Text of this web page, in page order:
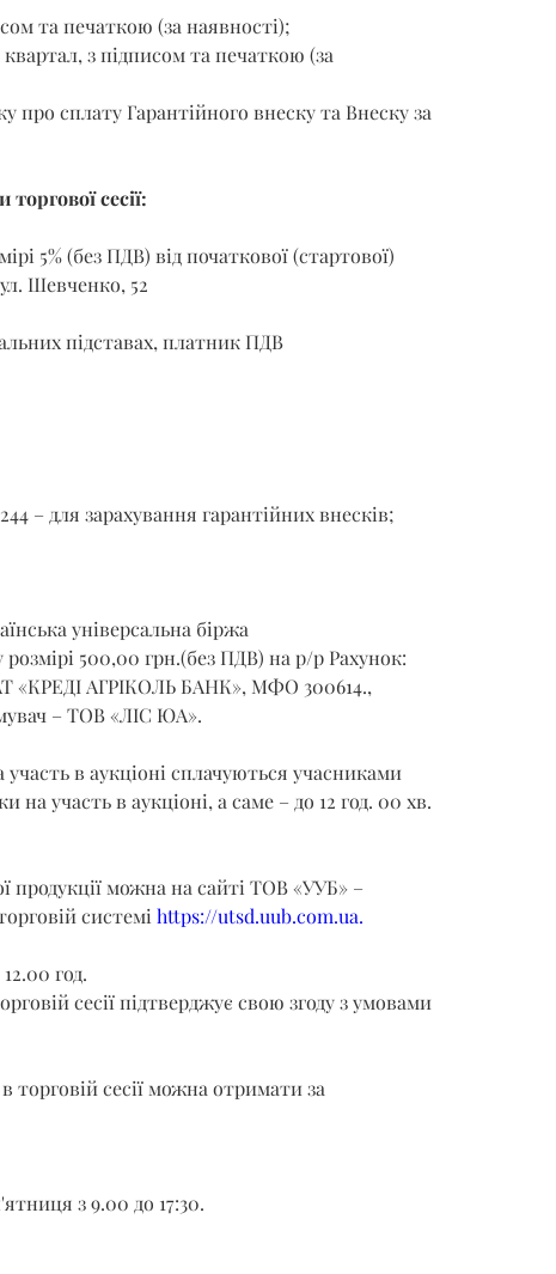
та печаткою (за наявності);
з підписом та печаткою (за
про сплату Гарантійного внеску та Внеску за
сесії:
5% (без ПДВ) від початкової (стартової)
Шевченко, 52
підставах, платник ПДВ
– для зарахування гарантійних внесків;
універсальна біржа
500,00 грн.(без ПДВ) на р/р Рахунок:
«КРЕДІ АГРІКОЛЬ БАНК», МФО 300614.,
– ТОВ «ЛІС ЮА».
в аукціоні сплачуються учасниками
участь в аукціоні, а саме – до 12 год. 00 хв.
можна на сайті ТОВ «УУБ» –
системі https://utsd.uub.com.ua.
год.
сесії підтверджує свою згоду з умовами
торговій сесії можна отримати за
з 9.00 до 17:30.